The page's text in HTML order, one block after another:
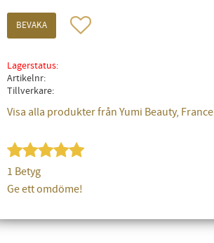
Lägg till i favoriter
BEVAKA
Lagerstatus
Artikelnr
Tillverkare
Visa alla produkter från Yumi Beauty, France
1 Betyg
Ge ett omdöme!